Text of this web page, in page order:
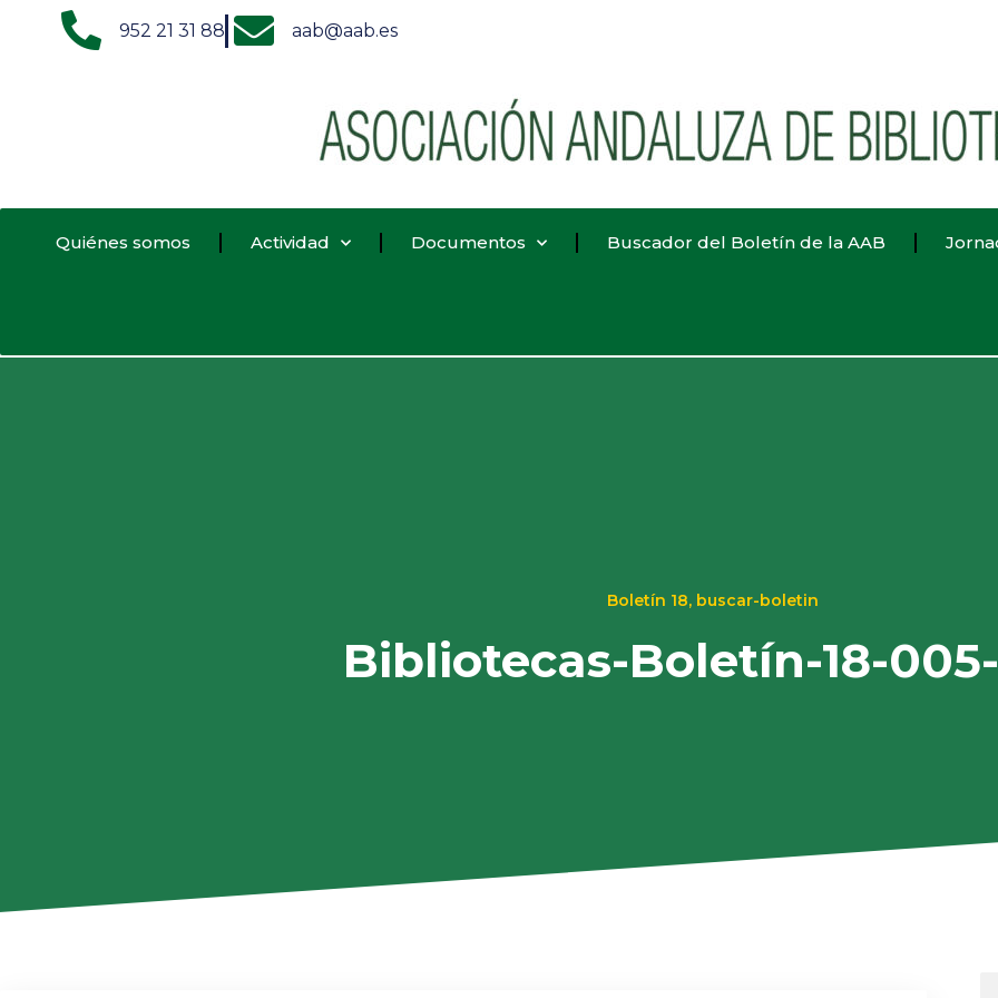
952 21 31 88 aab@aab.es
Quiénes somos Actividad Documentos Buscador del Boletín de la AAB
Boletín 18, buscar-boletin
Bibliotecas-Boletín-18-